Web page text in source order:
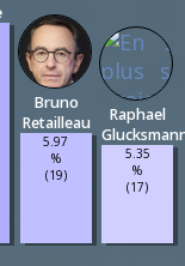
Bruno
Retailleau
5.97
%
(19)
Raphael
5.35
%
(17)